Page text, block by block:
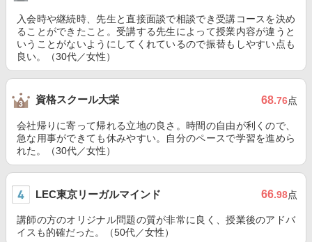
入会時や継続時、先生と直接面談で相談でき受講コースを決め
ることができたこと。受講する先生によって授業内容が違うと
いうことがないようにしてくれているので振替もしやすい点も
良い。（30代／女性）
資格スクール大栄 68.76点
会社帰りに寄って帰れる立地の良さ。時間の自由が利くので、
急な用事ができても休みやすい。自分のペースで学習を進めら
れた。（30代／女性）
LEC東京リーガルマインド 66.98点
講師の方のオリジナル問題の質が非常に良く、授業後のアドバ
イスも的確だった。（50代／女性）